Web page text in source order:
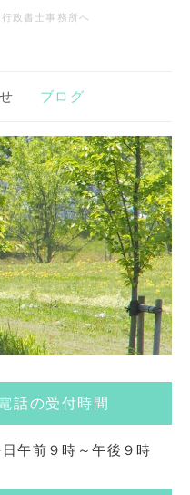
政書士事務所へ
ブログ
話の受付時間
午前９時～午後９時